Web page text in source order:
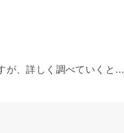
が、詳しく調べていくと…